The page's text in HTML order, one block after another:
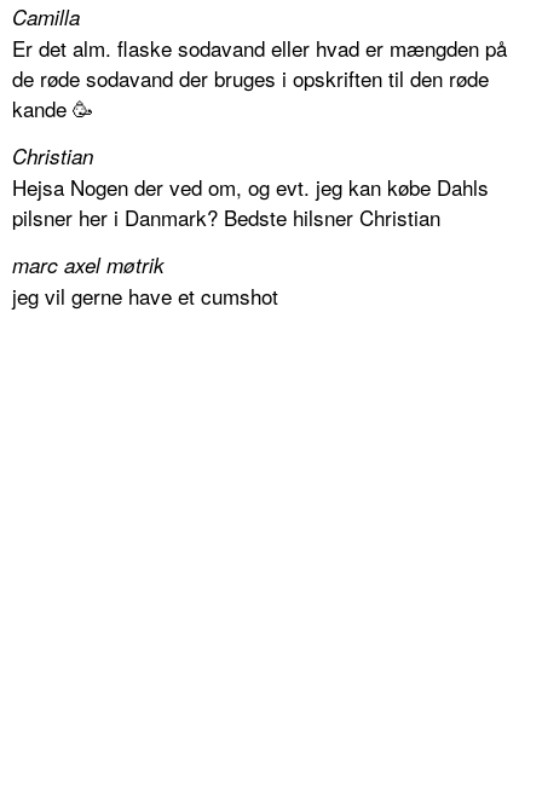
Camilla
Er det alm. flaske sodavand eller hvad er mængden på
de røde sodavand der bruges i opskriften til den røde
kande 🥳
Christian
Hejsa Nogen der ved om, og evt. jeg kan købe Dahls
pilsner her i Danmark? Bedste hilsner Christian
marc axel møtrik
jeg vil gerne have et cumshot